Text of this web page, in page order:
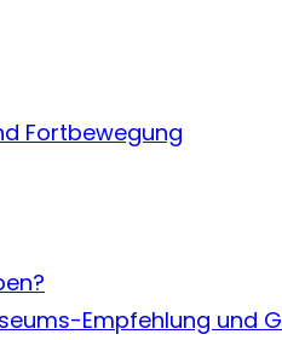
Fortbewegung
Empfehlung und